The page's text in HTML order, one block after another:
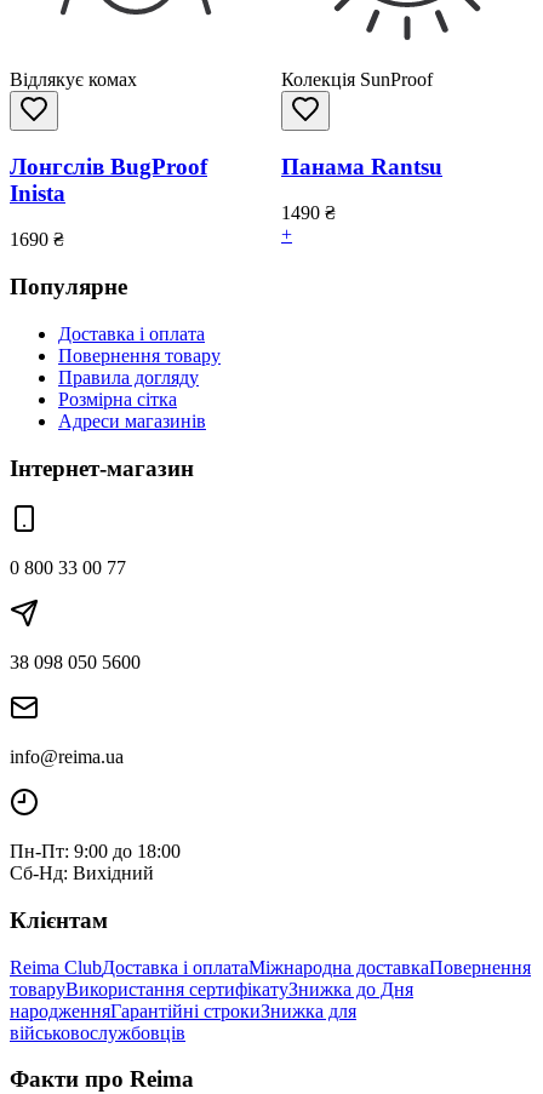
Відлякує комах
Лонгслів BugProof
Inista
1690 ₴
Колекція SunProof
Панама Rantsu
1490 ₴
+
Популярне
Доставка і оплата
Повернення товару
Правила догляду
Розмірна сітка
Адреси магазинів
Інтернет-магазин
0 800 33 00 77
38 098 050 5600
info@reima.ua
Пн-Пт: 9:00 до 18:00
Сб-Нд: Вихідний
Клієнтам
Reima ClubДоставка і оплатаМіжнародна доставкаПовернення
товаруВикористання сертифікатуЗнижка до Дня
народженняГарантійні строкиЗнижка для
військовослужбовців
Факти про Reima